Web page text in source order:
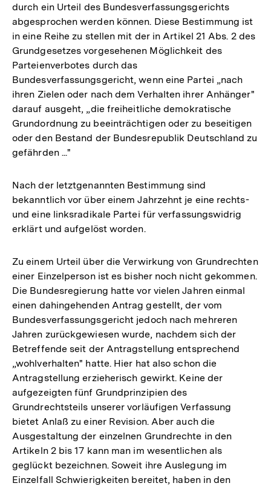
durch ein Urteil des Bundesverfassungsgerichts
abgesprochen werden können. Diese Bestimmung ist
in eine Reihe zu stellen mit der in Artikel 21 Abs. 2 des
Grundgesetzes vorgesehenen Möglichkeit des
Parteienverbotes durch das
Bundesverfassungsgericht, wenn eine Partei „nach
ihren Zielen oder nach dem Verhalten ihrer Anhänger"
darauf ausgeht, „die freiheitliche demokratische
Grundordnung zu beeinträchtigen oder zu beseitigen
oder den Bestand der Bundesrepublik Deutschland zu
gefährden ..."
Nach der letztgenannten Bestimmung sind
bekanntlich vor über einem Jahrzehnt je eine rechts-
und eine linksradikale Partei für verfassungswidrig
erklärt und aufgelöst worden.
Zu einem Urteil über die Verwirkung von Grundrechten
einer Einzelperson ist es bisher noch nicht gekommen.
Die Bundesregierung hatte vor vielen Jahren einmal
einen dahingehenden Antrag gestellt, der vom
Bundesverfassungsgericht jedoch nach mehreren
Jahren zurückgewiesen wurde, nachdem sich der
Betreffende seit der Antragstellung entsprechend
„wohlverhalten" hatte. Hier hat also schon die
Antragstellung erzieherisch gewirkt. Keine der
aufgezeigten fünf Grundprinzipien des
Grundrechtsteils unserer vorläufigen Verfassung
bietet Anlaß zu einer Revision. Aber auch die
Ausgestaltung der einzelnen Grundrechte in den
Artikeln 2 bis 17 kann man im wesentlichen als
geglückt bezeichnen. Soweit ihre Auslegung im
Einzelfall Schwierigkeiten bereitet, haben in den